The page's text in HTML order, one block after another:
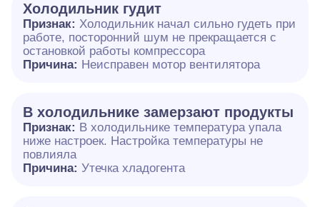
Холодильник гудит
Признак: Холодильник начал сильно гудеть при
работе, посторонний шум не прекращается с
остановкой работы компрессора
Причина: Неисправен мотор вентилятора
В холодильнике замерзают продукты
Признак: В холодильнике температура упала
ниже настроек. Настройка температуры не
повлияла
Причина: Утечка хладогента